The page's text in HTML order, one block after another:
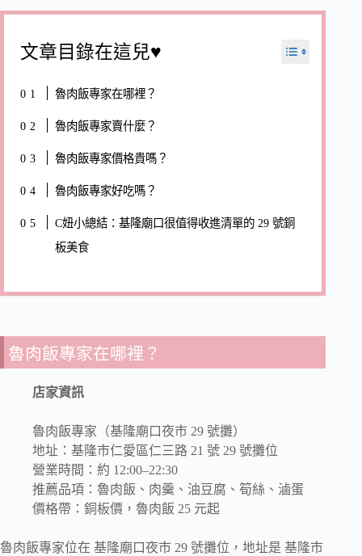
文章目錄在這兒♥
魯肉飯專家在哪裡？
魯肉飯專家賣什麼？
魯肉飯專家價格貴嗎？
魯肉飯專家好吃嗎？
C妞小總結：基隆廟口很值得收進清單的 29 號銅
板美食
魯肉飯專家在哪裡？
店家資訊
魯肉飯專家（基隆廟口夜市 29 號攤）
地址：基隆市仁愛區仁三路 21 號 29 號攤位
營業時間：約 12:00–22:30
推薦品項：魯肉飯、肉羹、油豆腐、筍絲、滷蛋
價格帶：銅板價，魯肉飯 25 元起
魯肉飯專家位在 基隆廟口夜市 29 號攤位，地址是 基隆市